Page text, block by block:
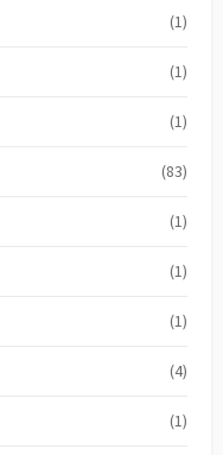
(1)
(1)
(1)
(83)
(1)
(1)
(1)
(4)
(1)